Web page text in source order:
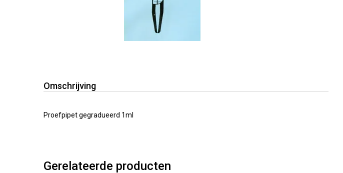
Omschrijving
Proefpipet gegradueerd 1ml
Gerelateerde producten